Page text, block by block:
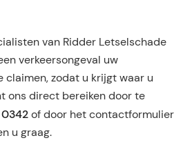
van Ridder Letselschade
verkeersongeval uw
claimen, zodat u krijgt waar u
ons direct bereiken door te
of door het contactformulier
u graag.